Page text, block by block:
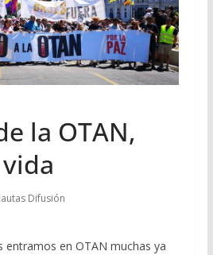
la OTAN,
Difusión
entramos en OTAN muchas ya